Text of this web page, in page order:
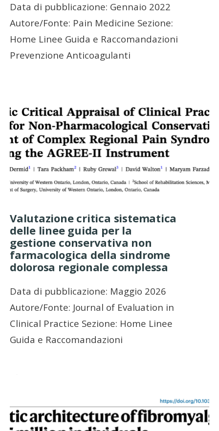
Data di pubblicazione: Gennaio 2022
Autore/Fonte: Pain Medicine Sezione:
Home Linee Guida e Raccomandazioni
Prevenzione Anticoagulanti
Valutazione critica sistematica
delle linee guida per la
gestione conservativa non
farmacologica della sindrome
dolorosa regionale complessa
Data di pubblicazione: Maggio 2026
Autore/Fonte: Journal of Evaluation in
Clinical Practice Sezione: Home Linee
Guida e Raccomandazioni